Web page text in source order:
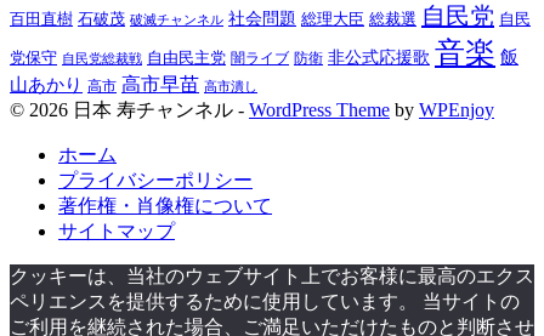
百田直樹 石破茂 破滅チャンネル 社会問題 総理大臣 総裁選 自民党 自民
党保守 自民党総裁戦 自由民主党 闇ライブ 防衛 非公式応援歌 音楽 飯
山あかり 高市 高市早苗 高市潰し
© 2026 日本 寿チャンネル - WordPress Theme by WPEnjoy
ホーム
プライバシーポリシー
著作権・肖像権について
サイトマップ
クッキーは、当社のウェブサイト上でお客様に最高のエクス
ペリエンスを提供するために使用しています。 当サイトの
ご利用を継続された場合、ご満足いただけたものと判断させ